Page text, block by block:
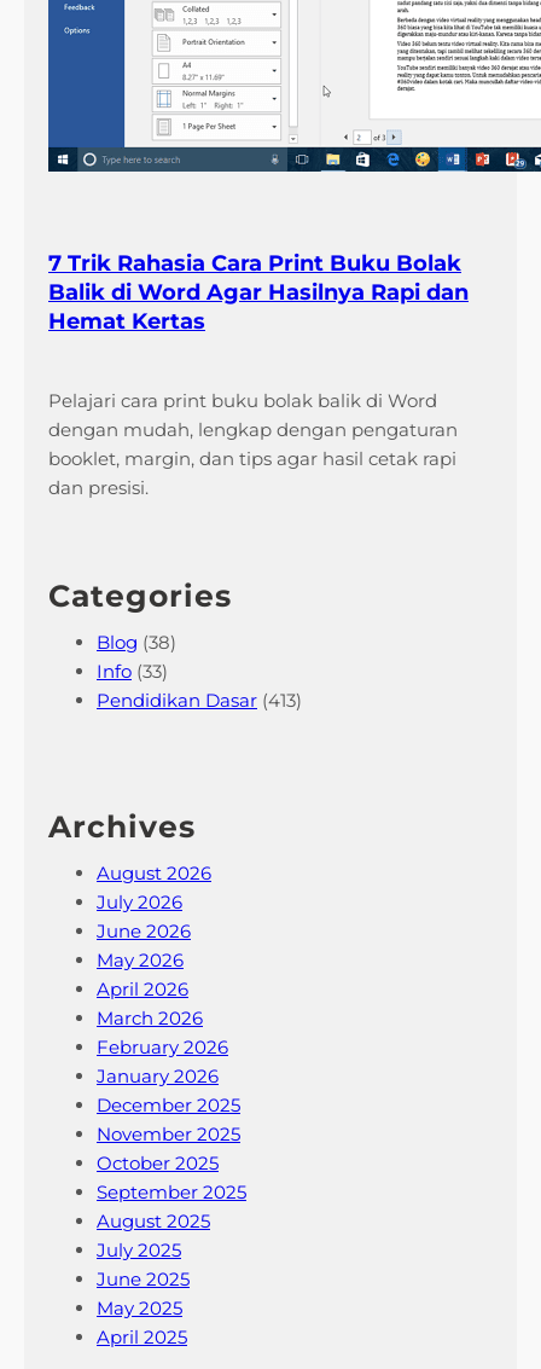
7 Trik Rahasia Cara Print Buku Bolak
Balik di Word Agar Hasilnya Rapi dan
Hemat Kertas
Pelajari cara print buku bolak balik di Word
dengan mudah, lengkap dengan pengaturan
booklet, margin, dan tips agar hasil cetak rapi
dan presisi.
Categories
Blog (38)
Info (33)
Pendidikan Dasar (413)
Archives
August 2026
July 2026
June 2026
May 2026
April 2026
March 2026
February 2026
January 2026
December 2025
November 2025
October 2025
September 2025
August 2025
July 2025
June 2025
May 2025
April 2025